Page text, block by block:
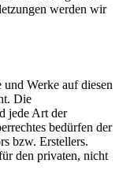
werden wir
Werke auf diesen
Die
jede Art der
bedürfen der
bzw. Erstellers.
den privaten, nicht